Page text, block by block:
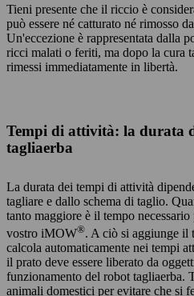
Tieni presente che il riccio è
può essere né catturato né rimosso
Un'eccezione è rappresentata dalla
ricci malati o feriti, ma dopo la cura
rimessi immediatamente in libertà.
Tempi di attività: la durata
tagliaerba
La durata dei tempi di attività
tagliare e dallo schema di taglio.
tanto maggiore è il tempo
vostro iMOW®. A ciò si aggiunge il
calcola automaticamente nei tempi
il prato deve essere liberato da
funzionamento del robot tagliaerba.
animali domestici per evitare che si